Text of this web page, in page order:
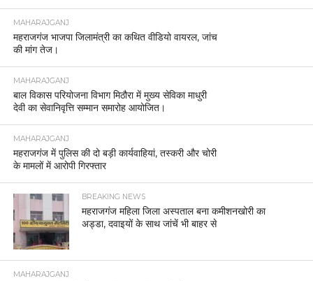
MAHARAJGANJ
महराजगंज भाजपा जिलामंत्री का कथित वीडियो वायरल, जांच
की मांग तेज।
MAHARAJGANJ
बाल विकास परियोजना विभाग मिठौरा में मुख्य सेविका माधुरी
देवी का सेवानिवृत्ति सम्मान समारोह आयोजित।
MAHARAJGANJ
महराजगंज में पुलिस की दो बड़ी कार्यवाहियां, तस्करी और चोरी
के मामलों में आरोपी गिरफ्तार
BREAKING NEWS
महराजगंज महिला जिला अस्पताल बना कमीशनखोरी का
अड्डा, दवाइयों के साथ जांचें भी बाहर से
MAHARAJGANJ